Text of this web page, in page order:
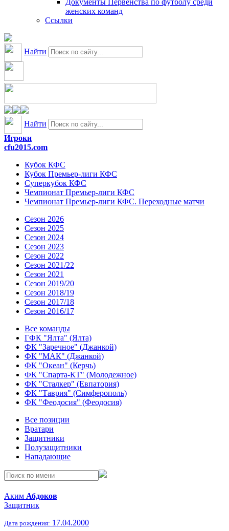
Документы Первенства по футболу среди
женских команд
Ссылки
Найти
Найти
Игроки
cfu2015.com
Кубок КФС
Кубок Премьер-лиги КФС
Суперкубок КФС
Чемпионат Премьер-лиги КФС
Чемпионат Премьер-лиги КФС. Переходные матчи
Сезон 2026
Сезон 2025
Сезон 2024
Сезон 2023
Сезон 2022
Сезон 2021/22
Сезон 2021
Сезон 2019/20
Сезон 2018/19
Сезон 2017/18
Сезон 2016/17
Все команды
ГФК "Ялта" (Ялта)
ФК "Заречное" (Джанкой)
ФК "МАК" (Джанкой)
ФК "Океан" (Керчь)
ФК "Спарта-КТ" (Молодежное)
ФК "Сталкер" (Евпатория)
ФК "Таврия" (Симферополь)
ФК "Феодосия" (Феодосия)
Все позиции
Вратари
Защитники
Полузащитники
Нападающие
Аким Абдоков
Защитник
Дата рождения: 17.04.2000